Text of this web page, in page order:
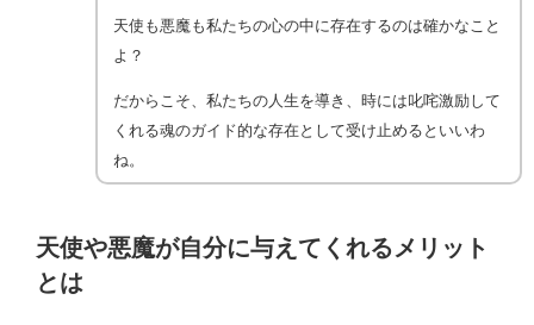
天使も悪魔も私たちの心の中に存在するのは確かなこと
よ？
だからこそ、私たちの人生を導き、時には叱咤激励して
くれる魂のガイド的な存在として受け止めるといいわ
ね。
天使や悪魔が自分に与えてくれるメリット
とは